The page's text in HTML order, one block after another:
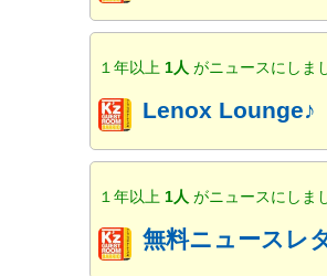
１年以上 1人がニュースにしま
Lenox Lounge♪
１年以上 1人がニュースにしま
無料ニュースレ